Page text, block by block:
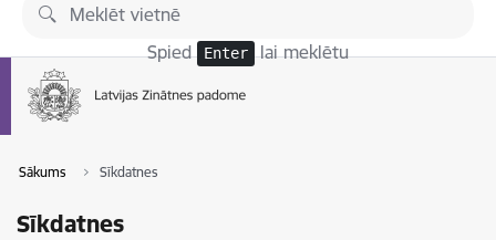
Pāriet uz lapas saturu
Spied Enter lai meklētu
Sākums Sīkdatnes
Sīkdatnes